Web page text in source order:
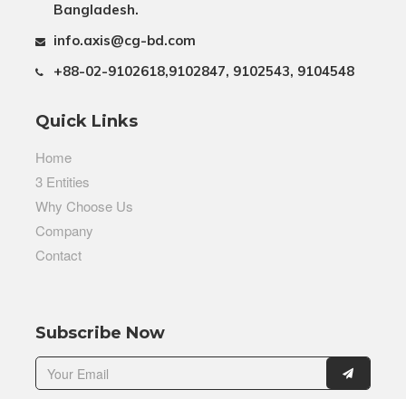
Bangladesh.
info.axis@cg-bd.com
+88-02-9102618,9102847, 9102543, 9104548
Quick Links
Home
3 Entities
Why Choose Us
Company
Contact
Subscribe Now